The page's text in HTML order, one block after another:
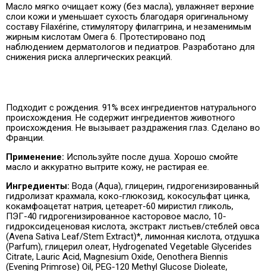
Масло мягко очищает кожу (без масла), увлажняет верхние
слои кожи и уменьшает сухость благодаря оригинальному
составу Filaxérine, стимулятору филаггрина, и незаменимым
жирным кислотам Омега 6. Протестировано под
наблюдением дерматологов и педиатров. Разработано для
снижения риска аллергических реакций.
Подходит с рождения. 91% всех ингредиентов натурального
происхождения. Не содержит ингредиентов животного
происхождения. Не вызывает раздражения глаз. Сделано во
Франции.
Применение: Используйте после душа. Хорошо смойте
масло и аккуратно вытрите кожу, не растирая ее.
Ингредиенты: Вода (Aqua), глицерин, гидрогенизированный
гидролизат крахмала, коко-глюкозид, кокосульфат цинка,
кокамфоацетат натрия, цетеарет-60 миристил гликоль,
ПЭГ-40 гидрогенизированное касторовое масло, 10-
гидроксидеценовая кислота, экстракт листьев/стеблей овса
(Avena Sativa Leaf/Stem Extract)*, лимонная кислота, отдушка
(Parfum), глицерил олеат, Hydrogenated Vegetable Glycerides
Citrate, Lauric Acid, Magnesium Oxide, Oenothera Biennis
(Evening Primrose) Oil, PEG-120 Methyl Glucose Dioleate,